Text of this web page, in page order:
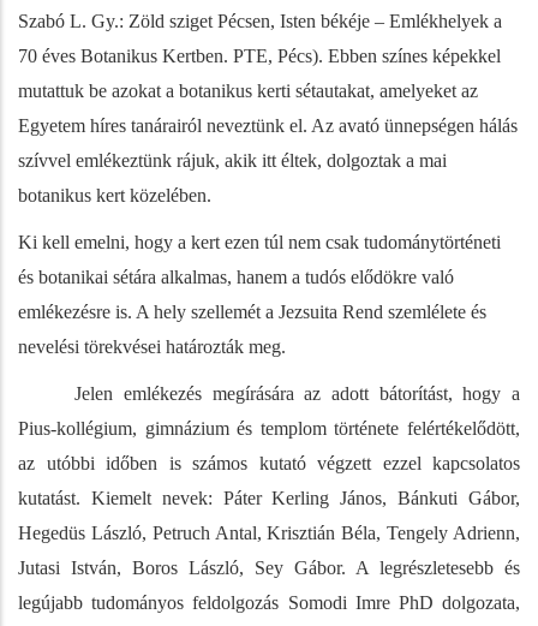
Szabó L. Gy.: Zöld sziget Pécsen, Isten békéje – Emlékhelyek a
70 éves Botanikus Kertben. PTE, Pécs). Ebben színes képekkel
mutattuk be azokat a botanikus kerti sétautakat, amelyeket az
Egyetem híres tanárairól neveztünk el. Az avató ünnepségen hálás
szívvel emlékeztünk rájuk, akik itt éltek, dolgoztak a mai
botanikus kert közelében.
Ki kell emelni, hogy a kert ezen túl nem csak tudománytörténeti
és botanikai sétára alkalmas, hanem a tudós elődökre való
emlékezésre is. A hely szellemét a Jezsuita Rend szemlélete és
nevelési törekvései határozták meg.
Jelen emlékezés megírására az adott bátorítást, hogy a
Pius-kollégium, gimnázium és templom története felértékelődött,
az utóbbi időben is számos kutató végzett ezzel kapcsolatos
kutatást. Kiemelt nevek: Páter Kerling János, Bánkuti Gábor,
Hegedüs László, Petruch Antal, Krisztián Béla, Tengely Adrienn,
Jutasi István, Boros László, Sey Gábor. A legrészletesebb és
legújabb tudományos feldolgozás Somodi Imre PhD dolgozata,